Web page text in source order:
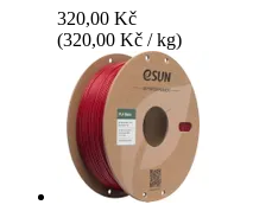
320,00 Kč
(320,00 Kč / kg)